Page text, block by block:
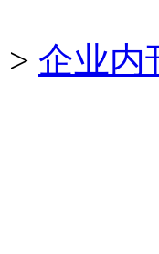
> 企业内